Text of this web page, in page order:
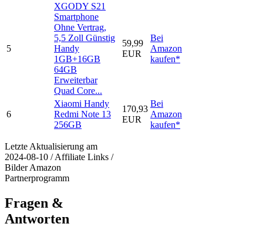
5
XGODY S21
Smartphone
Ohne Vertrag,
5,5 Zoll Günstig
Handy
1GB+16GB
64GB
Erweiterbar
Quad Core...
59,99
EUR
Bei
Amazon
kaufen*
6
Xiaomi Handy
Redmi Note 13
256GB
170,93
EUR
Bei
Amazon
kaufen*
Letzte Aktualisierung am
2024-08-10 / Affiliate Links /
Bilder Amazon
Partnerprogramm
Fragen &
Antworten